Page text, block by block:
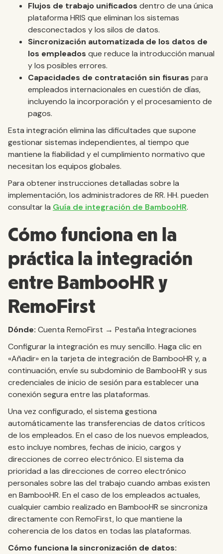
Flujos de trabajo unificados dentro de una única
plataforma HRIS que eliminan los sistemas
desconectados y los silos de datos.
Sincronización automatizada de los datos de
los empleados que reduce la introducción manual
y los posibles errores.
Capacidades de contratación sin fisuras para
empleados internacionales en cuestión de días,
incluyendo la incorporación y el procesamiento de
pagos.
Esta integración elimina las dificultades que supone
gestionar sistemas independientes, al tiempo que
mantiene la fiabilidad y el cumplimiento normativo que
necesitan los equipos globales.
Para obtener instrucciones detalladas sobre la
implementación, los administradores de RR. HH. pueden
consultar la Guía de integración de BambooHR.
Cómo funciona en la
práctica la integración
entre BambooHR y
RemoFirst
Dónde: Cuenta RemoFirst → Pestaña Integraciones
Configurar la integración es muy sencillo. Haga clic en
«Añadir» en la tarjeta de integración de BambooHR y, a
continuación, envíe su subdominio de BambooHR y sus
credenciales de inicio de sesión para establecer una
conexión segura entre las plataformas.
Una vez configurado, el sistema gestiona
automáticamente las transferencias de datos críticos
de los empleados. En el caso de los nuevos empleados,
esto incluye nombres, fechas de inicio, cargos y
direcciones de correo electrónico. El sistema da
prioridad a las direcciones de correo electrónico
personales sobre las del trabajo cuando ambas existen
en BambooHR. En el caso de los empleados actuales,
cualquier cambio realizado en BambooHR se sincroniza
directamente con RemoFirst, lo que mantiene la
coherencia de los datos en todas las plataformas.
Cómo funciona la sincronización de datos: